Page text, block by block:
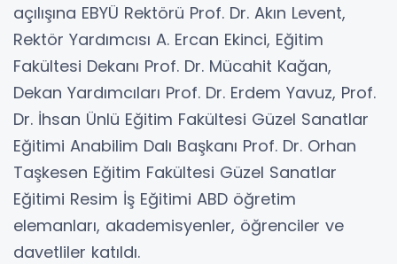
açılışına EBYÜ Rektörü Prof. Dr. Akın Levent,
Rektör Yardımcısı A. Ercan Ekinci, Eğitim
Fakültesi Dekanı Prof. Dr. Mücahit Kağan,
Dekan Yardımcıları Prof. Dr. Erdem Yavuz, Prof.
Dr. İhsan Ünlü Eğitim Fakültesi Güzel Sanatlar
Eğitimi Anabilim Dalı Başkanı Prof. Dr. Orhan
Taşkesen Eğitim Fakültesi Güzel Sanatlar
Eğitimi Resim İş Eğitimi ABD öğretim
elemanları, akademisyenler, öğrenciler ve
davetliler katıldı.